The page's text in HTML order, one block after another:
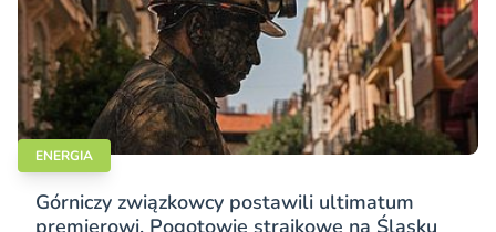
ENERGIA
Górniczy związkowcy postawili ultimatum